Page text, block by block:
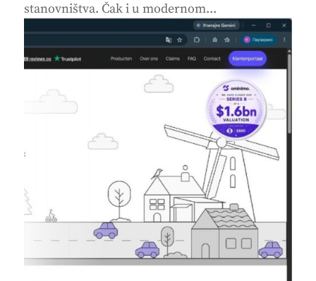
stanovništva. Čak i u modernom...